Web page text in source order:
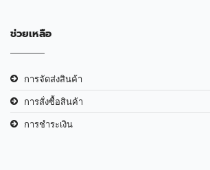
ช่วยเหลือ
การจัดส่งสินค้า
การสั่งซื้อสินค้า
การชำระเงิน